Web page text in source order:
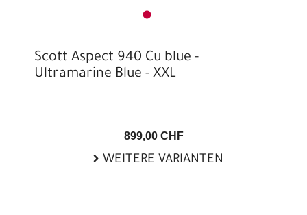
Scott Aspect 940 Cu blue -
Ultramarine Blue - XXL
899,00 CHF
WEITERE VARIANTEN